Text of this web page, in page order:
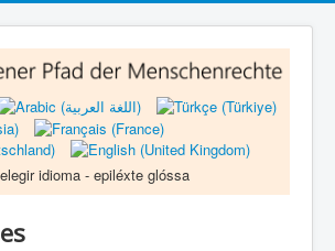
idioma - epiléxte glóssa